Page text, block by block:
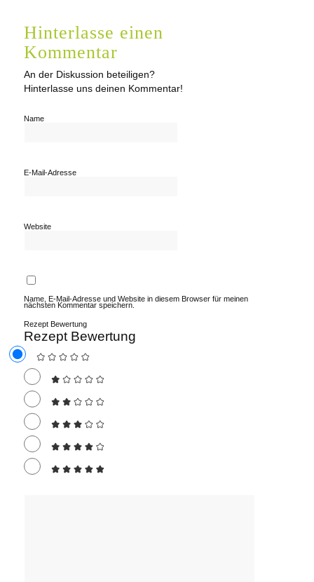
Hinterlasse einen
Kommentar
An der Diskussion beteiligen?
Hinterlasse uns deinen Kommentar!
Name
E-Mail-Adresse
Website
Name, E-Mail-Adresse und Website in diesem Browser für meinen
nächsten Kommentar speichern.
Rezept Bewertung
Rezept Bewertung